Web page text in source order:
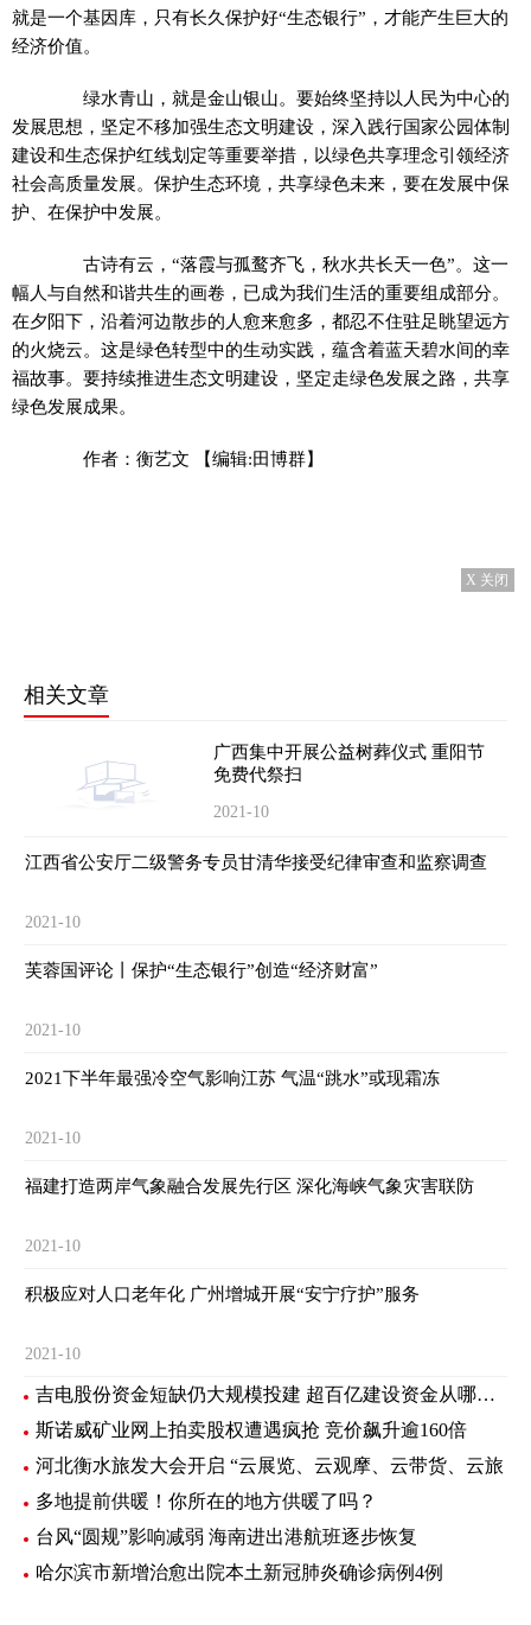
就是一个基因库，只有长久保护好“生态银行”，才能产生巨大的
经济价值。
绿水青山，就是金山银山。要始终坚持以人民为中心的
发展思想，坚定不移加强生态文明建设，深入践行国家公园体制
建设和生态保护红线划定等重要举措，以绿色共享理念引领经济
社会高质量发展。保护生态环境，共享绿色未来，要在发展中保
护、在保护中发展。
古诗有云，“落霞与孤鹜齐飞，秋水共长天一色”。这一
幅人与自然和谐共生的画卷，已成为我们生活的重要组成部分。
在夕阳下，沿着河边散步的人愈来愈多，都忍不住驻足眺望远方
的火烧云。这是绿色转型中的生动实践，蕴含着蓝天碧水间的幸
福故事。要持续推进生态文明建设，坚定走绿色发展之路，共享
绿色发展成果。
作者：衡艺文 【编辑:田博群】
X 关闭
相关文章
广西集中开展公益树葬仪式 重阳节
免费代祭扫
2021-10
江西省公安厅二级警务专员甘清华接受纪律审查和监察调查
2021-10
芙蓉国评论丨保护“生态银行”创造“经济财富”
2021-10
2021下半年最强冷空气影响江苏 气温“跳水”或现霜冻
2021-10
福建打造两岸气象融合发展先行区 深化海峡气象灾害联防
2021-10
积极应对人口老年化 广州增城开展“安宁疗护”服务
2021-10
吉电股份资金短缺仍大规模投建 超百亿建设资金从哪里来？
斯诺威矿业网上拍卖股权遭遇疯抢 竞价飙升逾160倍
河北衡水旅发大会开启 “云展览、云观摩、云带货、云旅
多地提前供暖！你所在的地方供暖了吗？
台风“圆规”影响减弱 海南进出港航班逐步恢复
哈尔滨市新增治愈出院本土新冠肺炎确诊病例4例